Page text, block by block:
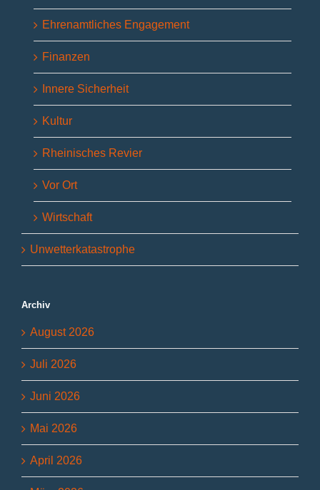
Ehrenamtliches Engagement
Finanzen
Innere Sicherheit
Kultur
Rheinisches Revier
Vor Ort
Wirtschaft
Unwetterkatastrophe
Archiv
August 2026
Juli 2026
Juni 2026
Mai 2026
April 2026